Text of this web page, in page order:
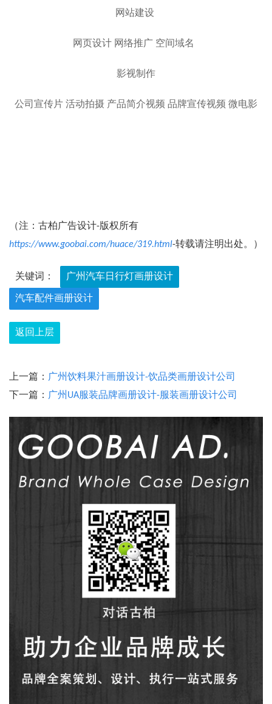
网站建设
网页设计 网络推广 空间域名
影视制作
公司宣传片 活动拍摄 产品简介视频 品牌宣传视频 微电影
（注：古柏广告设计-版权所有
https://www.goobai.com/huace/319.html-转载请注明出处。）
关键词： 广州汽车日行灯画册设计
汽车配件画册设计
返回上层
上一篇： 广州饮料果汁画册设计-饮品类画册设计公司
下一篇： 广州UA服装品牌画册设计-服装画册设计公司